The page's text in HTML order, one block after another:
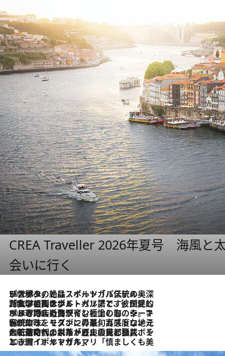
CREA Traveller 2026年夏号 海風と
会いに行く
2026.8.8
リスボンの絶品スイーツ「パステル・デ・ナタ」とは？ポルトガル伝統の奥深い世界へ
2026.7.27
「私の祖国はポルトガル語です」国民的詩人フェルナンド・ペソアと、彼が愛した文学の街を歩く
2026.7.26
ポルトガル近海が育む極上の海の幸。キリリと冷えた白ワインと愉しむ、シーフード専門店の贅沢
2026.7.22
伝統の味をモダンに昇華。高感度な地元客が集う、リスボンの最旬ガストロノミー
2026.7.21
大航海時代の栄華から、震災、独裁、そして革命へ。ポルトガル・首都リスボンの石畳に刻まれた「歴史の光と影」
2026.7.13
エッセイ・ヤマザキマリ「慎ましくも美しき国 ポルトガル」